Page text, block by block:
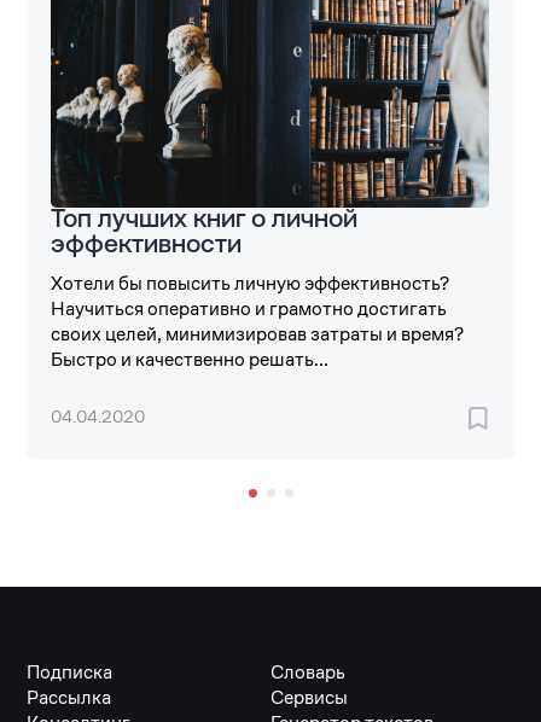
Топ лучших книг о личной
эффективности
Хотели бы повысить личную эффективность?
Научиться оперативно и грамотно достигать
своих целей, минимизировав затраты и время?
Быстро и качественно решать...
04.04.2020
Подписка
Рассылка
Словарь
Сервисы